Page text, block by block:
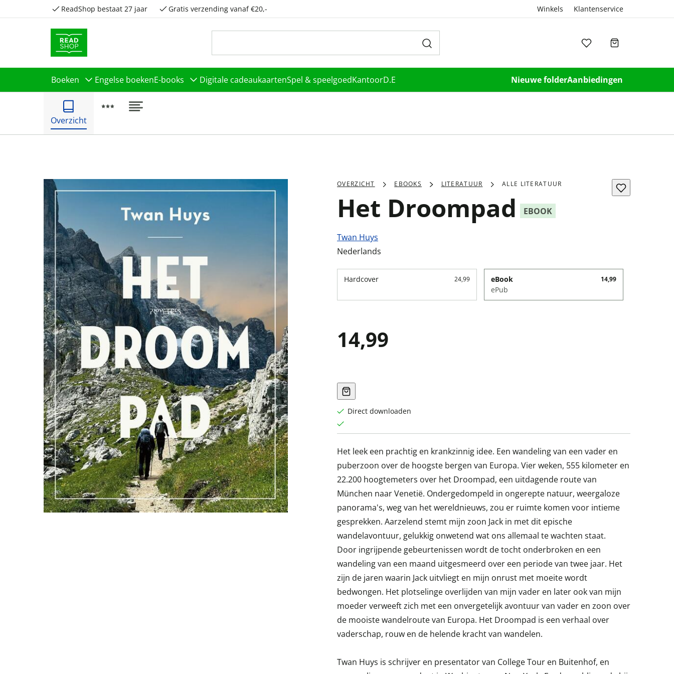
ReadShop bestaat 27 jaar Gratis verzending vanaf €20,- Winkels Klantenservice
Boeken Engelse boekenE-books Digitale cadeaukaartenSpel & speelgoedKantoorD.E Nieuwe folderAanbiedingen
Overzicht
OVERZICHT EBOOKS LITERATUUR ALLE LITERATUUR
Het Droompad EBOOK
Twan Huys
Nederlands
Hardcover 24,99 eBook 14,99
ePub
14,99
Direct downloaden
Het leek een prachtig en krankzinnig idee. Een wandeling van een vader en
puberzoon over de hoogste bergen van Europa. Vier weken, 555 kilometer en
22.200 hoogtemeters over het Droompad, een uitdagende route van
München naar Venetië. Ondergedompeld in ongerepte natuur, weergaloze
panorama's, weg van het wereldnieuws, zou er ruimte komen voor intieme
gesprekken. Aarzelend stemt mijn zoon Jack in met dit epische
wandelavontuur, gelukkig onwetend wat ons allemaal te wachten staat.
Door ingrijpende gebeurtenissen wordt de tocht onderbroken en een
wandeling van een maand uitgesmeerd over een periode van twee jaar. Het
zijn de jaren waarin Jack uitvliegt en mijn onrust met moeite wordt
bedwongen. Het plotselinge overlijden van mijn vader en later ook van mijn
moeder verweeft zich met een onvergetelijk avontuur van vader en zoon over
de mooiste wandelroute van Europa. Het Droompad is een verhaal over
vaderschap, rouw en de helende kracht van wandelen.
Twan Huys is schrijver en presentator van College Tour en Buitenhof, en